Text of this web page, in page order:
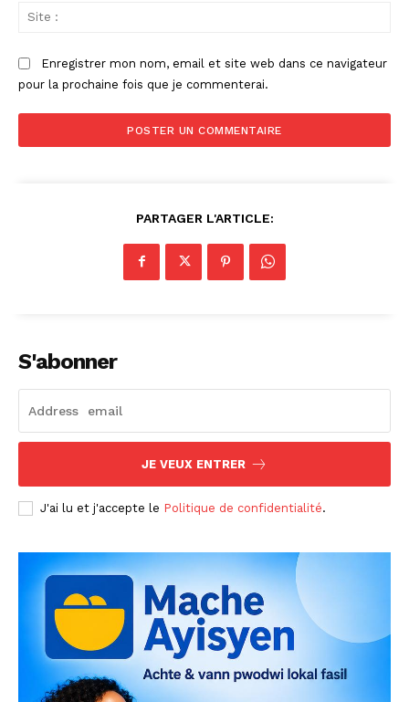
Enregistrer mon nom, email et site web dans ce navigateur
pour la prochaine fois que je commenterai.
PARTAGER L'ARTICLE:
S'abonner
JE VEUX ENTRER
J'ai lu et j'accepte le Politique de confidentialité.